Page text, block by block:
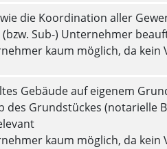
die Koordination aller
Sub-) Unternehmer
kaum möglich, da kein
Gebäude auf eigenem
des Grundstückes (notarielle
kaum möglich, da kein